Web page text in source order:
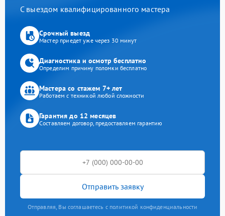
С выездом квалифицированного мастера
Срочный выезд
Мастер приедет уже через 30 минут
Диагностика и осмотр бесплатно
Определим причину поломки бесплатно
Мастера со стажем 7+ лет
Работаем с техникой любой сложности
Гарантия до 12 месяцев
Составляем договор, предоставляем гарантию
Отправить заявку
Отправляя, Вы соглашаетесь с политикой конфиденциальности